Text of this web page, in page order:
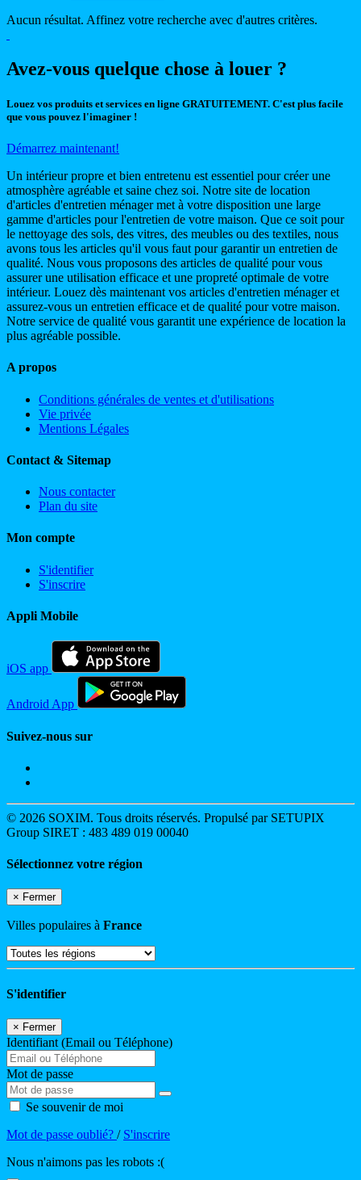
Aucun résultat. Affinez votre recherche avec d'autres critères.
Avez-vous quelque chose à louer ?
Louez vos produits et services en ligne GRATUITEMENT. C'est plus facile
que vous pouvez l'imaginer !
Démarrez maintenant!
Un intérieur propre et bien entretenu est essentiel pour créer une
atmosphère agréable et saine chez soi. Notre site de location
d'articles d'entretien ménager met à votre disposition une large
gamme d'articles pour l'entretien de votre maison. Que ce soit pour
le nettoyage des sols, des vitres, des meubles ou des textiles, nous
avons tous les articles qu'il vous faut pour garantir un entretien de
qualité. Nous vous proposons des articles de qualité pour vous
assurer une utilisation efficace et une propreté optimale de votre
intérieur. Louez dès maintenant vos articles d'entretien ménager et
assurez-vous un entretien efficace et de qualité pour votre maison.
Notre service de qualité vous garantit une expérience de location la
plus agréable possible.
A propos
Conditions générales de ventes et d'utilisations
Vie privée
Mentions Légales
Contact & Sitemap
Nous contacter
Plan du site
Mon compte
S'identifier
S'inscrire
Appli Mobile
iOS app
Android App
Suivez-nous sur
© 2026 SOXIM. Tous droits réservés. Propulsé par SETUPIX
Group SIRET : 483 489 019 00040
Sélectionnez votre région
× Fermer
Villes populaires à France
S'identifier
× Fermer
Identifiant (Email ou Téléphone)
Mot de passe
Se souvenir de moi
Mot de passe oublié? / S'inscrire
Nous n'aimons pas les robots :(